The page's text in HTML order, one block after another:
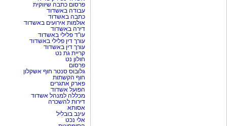
פרסום כתבה שיווקית
עבודה באשדוד
כתבה באשדוד
אולמות אירועים באשדוד
דירה באשדוד
עו"ד פלילי באשדוד
עורך דין פלילי באשדוד
עורך דין באשדוד
קריית גת נט
חולון נט
פרסום
גלובוס סנטר חוף אשקלון
חוף הקשתות
פארק אתגרים
הפועל אשדוד
מכללה למנהל אשדוד
דירות להשכרה
אסותא
עינב בובליל
אלי נכט